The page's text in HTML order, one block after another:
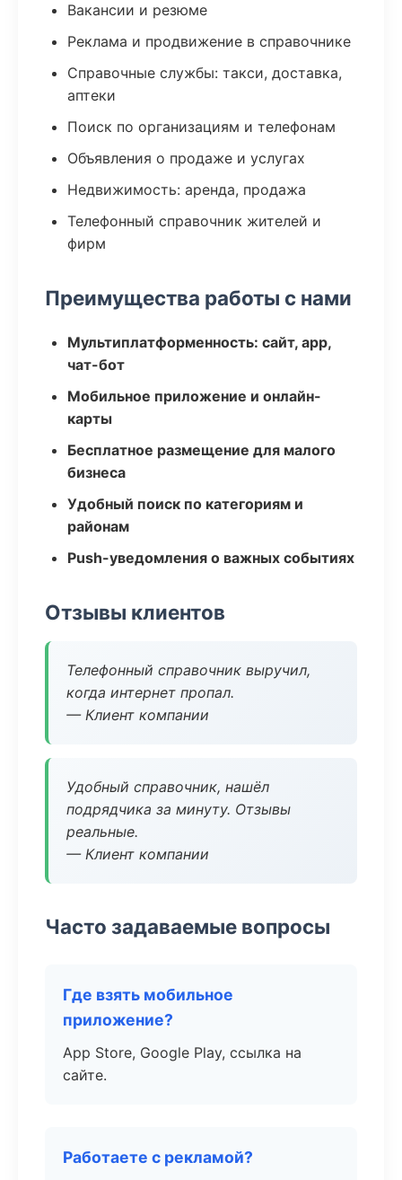
Вакансии и резюме
Реклама и продвижение в справочнике
Справочные службы: такси, доставка,
аптеки
Поиск по организациям и телефонам
Объявления о продаже и услугах
Недвижимость: аренда, продажа
Телефонный справочник жителей и
фирм
Преимущества работы с нами
Мультиплатформенность: сайт, app,
чат-бот
Мобильное приложение и онлайн-
карты
Бесплатное размещение для малого
бизнеса
Удобный поиск по категориям и
районам
Push-уведомления о важных событиях
Отзывы клиентов
Телефонный справочник выручил,
когда интернет пропал.
— Клиент компании
Удобный справочник, нашёл
подрядчика за минуту. Отзывы
реальные.
— Клиент компании
Часто задаваемые вопросы
Где взять мобильное
приложение?
App Store, Google Play, ссылка на
сайте.
Работаете с рекламой?